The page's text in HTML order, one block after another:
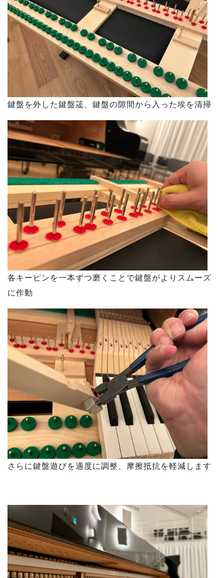
鍵盤を外した鍵盤筬、鍵盤の隙間から入った埃を清掃
各キーピンを一本ずつ磨くことで鍵盤がよりスムーズ
に作動
さらに鍵盤遊びを適度に調整、摩擦抵抗を軽減します